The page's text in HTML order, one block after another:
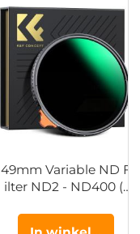
49mm Variable ND F
ilter ND2 - ND400 (1
Waterdicht en Krasb